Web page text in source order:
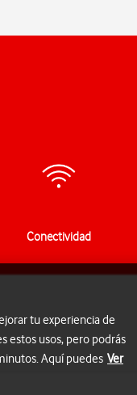
Conectividad
tu experiencia de
estos usos, pero podrás
Aquí puedes Ver